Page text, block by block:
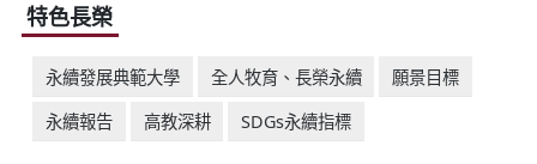
特色長榮
永續發展典範大學 全人牧育、長榮永續
願景目標
永續報告
高教深耕 SDGs永續指標